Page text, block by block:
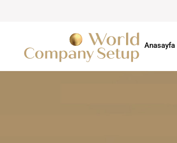
Anasayfa